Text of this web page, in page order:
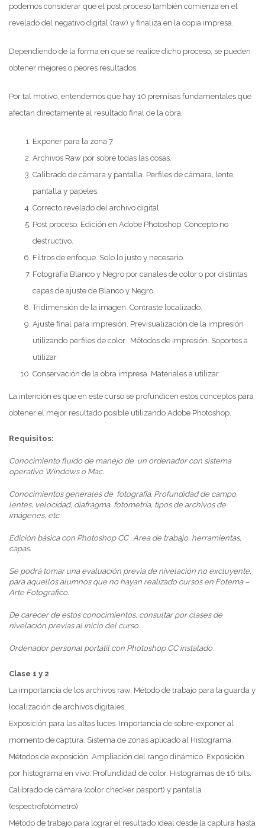
podemos considerar que el post proceso también comienza en el
revelado del negativo digital (raw) y finaliza en la copia impresa.
Dependiendo de la forma en que se realice dicho proceso, se pueden
obtener mejores o peores resultados.
Por tal motivo, entendemos que hay 10 premisas fundamentales que
afectan directamente al resultado final de la obra.
Exponer para la zona 7
Archivos Raw por sobre todas las cosas.
Calibrado de cámara y pantalla. Perfiles de cámara, lente,
pantalla y papeles.
Correcto revelado del archivo digital.
Post proceso. Edición en Adobe Photoshop. Concepto no
destructivo.
Filtros de enfoque. Solo lo justo y necesario.
Fotografía Blanco y Negro por canales de color o por distintas
capas de ajuste de Blanco y Negro.
Tridimensión de la imagen. Contraste localizado.
Ajuste final para impresión. Previsualización de la impresión
utilizando perfiles de color. Métodos de impresión. Soportes a
utilizar
Conservación de la obra impresa. Materiales a utilizar.
La intención es que en este curso se profundicen estos conceptos para
obtener el mejor resultado posible utilizando Adobe Photoshop.
Requisitos:
Conocimiento fluido de manejo de un ordenador con sistema
operativo Windows o Mac.
Conocimientos generales de fotografía. Profundidad de campo,
lentes, velocidad, diafragma, fotometría, tipos de archivos de
imágenes, etc.
Edición básica con Photoshop CC . Area de trabajo, herramientas,
capas.
Se podrá tomar una evaluación previa de nivelación no excluyente,
para aquellos alumnos que no hayan realizado cursos en Fotema –
Arte Fotográfico.
De carecer de estos conocimientos, consultar por clases de
nivelación previas al inicio del curso.
Ordenador personal portátil con Photoshop CC instalado.
Clase 1 y 2
La importancia de los archivos raw. Método de trabajo para la guarda y
localización de archivos digitales.
Exposición para las altas luces. Importancia de sobre-exponer al
momento de captura. Sistema de zonas aplicado al Histograma.
Métodos de exposición. Ampliación del rango dinámico. Exposición
por histograma en vivo. Profundidad de color. Histogramas de 16 bits.
Calibrado de cámara (color checker pasport) y pantalla
(espectrofotómetro)
Método de trabajo para lograr el resultado ideal desde la captura hasta